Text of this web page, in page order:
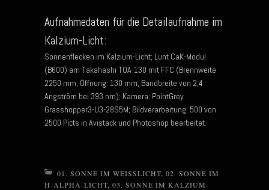
Aufnahmedaten für die Detailaufnahme im
Kalzium-Licht:
Sonnenflecken im Kalzium-Licht; Lunt CaK-Modul
(B600) am Takahashi TOA-130 mit FFC (Brennweite
2250 mm, Öffnung: 130 mm, Bandbreite von 2,4
Angström bei 393 nm); Kamera: PointGrey
Grasshopper3-U3-28S5M; Bildverarbeitung: 500 von
2500 Picts in Avistack und Photoshop bearbeitet.
01. SONNE IM WEISSLICHT 02. SONNE IM
H-ALPHA-LICHT 03. SONNE IM KALZIUM-